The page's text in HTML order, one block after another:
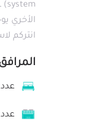
الأخري
انتركم